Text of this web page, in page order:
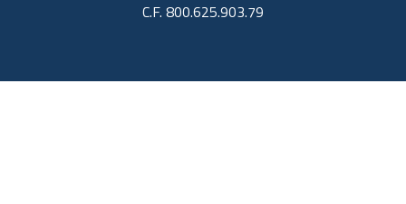
C.F. 800.625.903.79